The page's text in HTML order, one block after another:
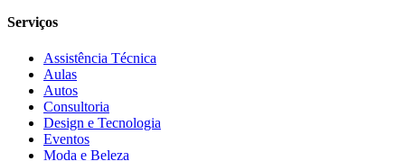
Serviços
Assistência Técnica
Aulas
Autos
Consultoria
Design e Tecnologia
Eventos
Moda e Beleza